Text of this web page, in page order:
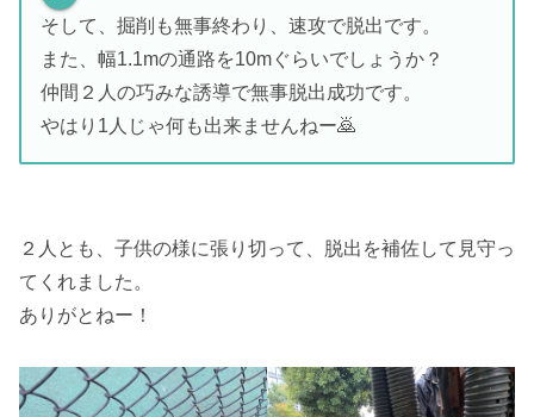
そして、掘削も無事終わり、速攻で脱出です。
また、幅1.1mの通路を10mぐらいでしょうか？
仲間２人の巧みな誘導で無事脱出成功です。
やはり1人じゃ何も出来ませんねー🙇
２人とも、子供の様に張り切って、脱出を補佐して見守っ
てくれました。
ありがとねー！